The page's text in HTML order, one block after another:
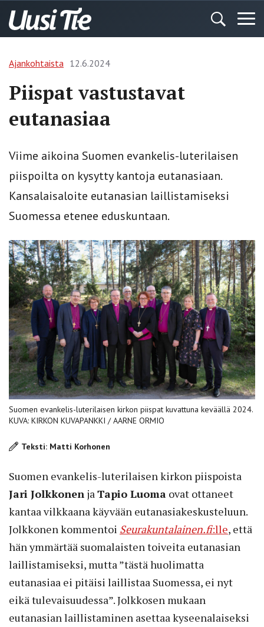
Ajankohtaista 12.6.2024
Piispat vastustavat
eutanasiaa
Viime aikoina Suomen evankelis-luterilaisen
piispoilta on kysytty kantoja eutanasiaan.
Kansalaisaloite eutanasian laillistamiseksi
Suomessa etenee eduskuntaan.
Suomen evankelis-luterilaisen kirkon piispat kuvattuna keväällä 2024.
KUVA: KIRKON KUVAPANKKI / AARNE ORMIO
Teksti: Matti Korhonen
Suomen evankelis-luterilaisen kirkon piispoista
Jari Jolkkonen ja Tapio Luoma ovat ottaneet
kantaa vilkkaana käyvään eutanasiakeskusteluun.
Jolkkonen kommentoi Seurakuntalainen.fi:lle, että
hän ymmärtää suomalaisten toiveita eutanasian
laillistamiseksi, mutta ”tästä huolimatta
eutanasiaa ei pitäisi laillistaa Suomessa, ei nyt
eikä tulevaisuudessa”. Jolkkosen mukaan
eutanasian laillistaminen asettaa kyseenalaiseksi